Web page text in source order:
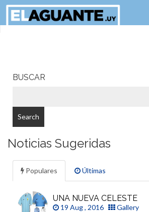
BUSCAR
Noticias Sugeridas
Populares Últimas
UNA NUEVA CELESTE
19 Aug , 2016 Gallery